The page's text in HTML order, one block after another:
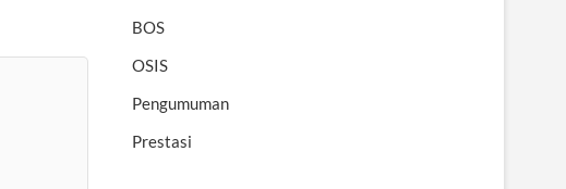
BOS
OSIS
Pengumuman
Prestasi